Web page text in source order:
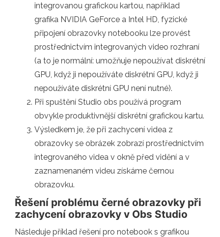
integrovanou grafickou kartou, například
grafika NVIDIA GeForce a Intel HD, fyzické
připojení obrazovky notebooku lze provést
prostřednictvím integrovaných video rozhraní
(a to je normální: umožňuje nepoužívat diskrétní
GPU, když ji nepoužíváte diskrétní GPU, když ji
nepoužíváte diskrétní GPU není nutné).
Při spuštění Studio obs používá program
obvykle produktivnější diskrétní grafickou kartu.
Výsledkem je, že při zachycení videa z
obrazovky se obrázek zobrazí prostřednictvím
integrovaného videa v okně před vidění a v
zaznamenaném videu získáme černou
obrazovku.
Řešení problému černé obrazovky při
zachycení obrazovky v Obs Studio
Následuje příklad řešení pro notebook s grafikou